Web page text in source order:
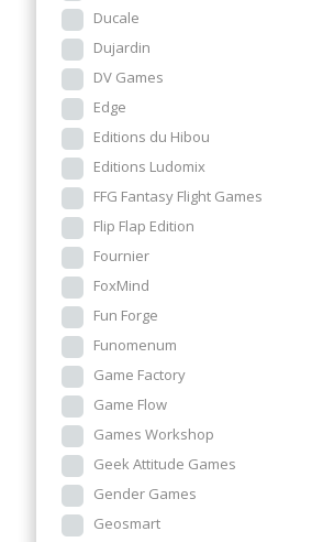
Ducale
Dujardin
DV Games
Edge
Editions du Hibou
Editions Ludomix
FFG Fantasy Flight Games
Flip Flap Edition
Fournier
FoxMind
Fun Forge
Funomenum
Game Factory
Game Flow
Games Workshop
Geek Attitude Games
Gender Games
Geosmart